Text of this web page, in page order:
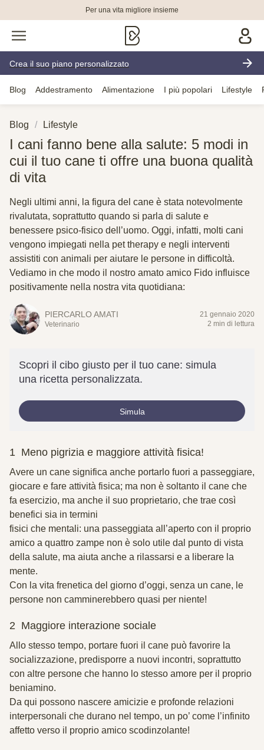
Per una vita migliore insieme
Crea il suo piano personalizzato
Blog Addestramento Alimentazione I più popolari Lifestyle
Blog Lifestyle
I cani fanno bene alla salute: 5 modi in
cui il tuo cane ti offre una buona qualità
di vita
Negli ultimi anni, la figura del cane è stata notevolmente
rivalutata, soprattutto quando si parla di salute e
benessere psico-fisico dell’uomo. Oggi, infatti, molti cani
vengono impiegati nella pet therapy e negli interventi
assistiti con animali per aiutare le persone in difficoltà.
Vediamo in che modo il nostro amato amico Fido influisce
positivamente nella nostra vita quotidiana:
PIERCARLO AMATI
Veterinario
21 gennaio 2020
2 min di lettura
Scopri il cibo giusto per il tuo cane: simula
una ricetta personalizzata.
Simula
1 Meno pigrizia e maggiore attività fisica!
Avere un cane significa anche portarlo fuori a passeggiare,
giocare e fare attività fisica; ma non è soltanto il cane che
fa esercizio, ma anche il suo proprietario, che trae così
benefici sia in termini
fisici che mentali: una passeggiata all’aperto con il proprio
amico a quattro zampe non è solo utile dal punto di vista
della salute, ma aiuta anche a rilassarsi e a liberare la
mente.
Con la vita frenetica del giorno d’oggi, senza un cane, le
persone non camminerebbero quasi per niente!
2 Maggiore interazione sociale
Allo stesso tempo, portare fuori il cane può favorire la
socializzazione, predisporre a nuovi incontri, soprattutto
con altre persone che hanno lo stesso amore per il proprio
beniamino.
Da qui possono nascere amicizie e profonde relazioni
interpersonali che durano nel tempo, un po’ come l’infinito
affetto verso il proprio amico scodinzolante!